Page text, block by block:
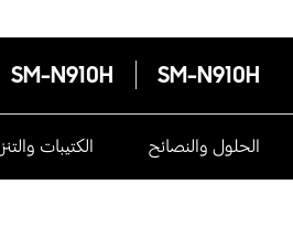
SM-N910H
SM-N910H
الحلول والنصائح الكتيبات